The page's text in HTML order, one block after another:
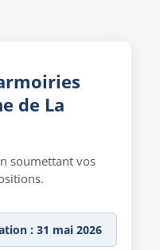
de La
soumettant vos
: 31 mai 2026